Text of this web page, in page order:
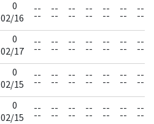
0
02/16
--
--
--
--
--
--
--
--
--
--
--
--
--
--
0
02/17
--
--
--
--
--
--
--
--
--
--
--
--
--
--
0
02/15
--
--
--
--
--
--
--
--
--
--
--
--
--
--
0
02/15
--
--
--
--
--
--
--
--
--
--
--
--
--
--